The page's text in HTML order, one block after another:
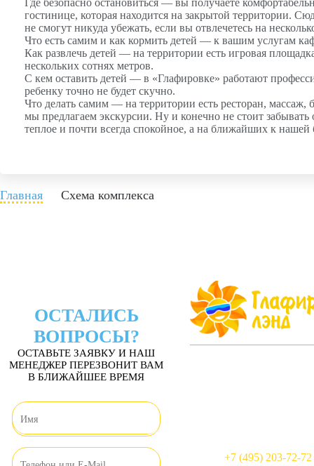
Где безопасно остановиться — вы получаете
гостинице, которая находится на закрытой территории.
не смогут никуда убежать, если вы отвлечетесь на
Что есть самим и как кормить детей — к вашим услугам
Как развлечь детей — на территории есть игровая
нескольких сотнях метров.
С кем оставить детей — в «Глафировке» работают
ребенку точно не будет скучно.
Что делать самим — на территории есть ресторан,
мы предлагаем экскурсии. Ну и конечно не стоит
теплое и почти всегда спокойное, а на ближайших к
Главная Схема комплекса
ОСТАЛИСЬ
ВОПРОСЫ?
ОСТАВЬТЕ ЗАЯВКУ И НАШ
МЕНЕДЖЕР ПЕРЕЗВОНИТ ВАМ
В БЛИЖАЙШЕЕ ВРЕМЯ
+7 (495) 203-72-72